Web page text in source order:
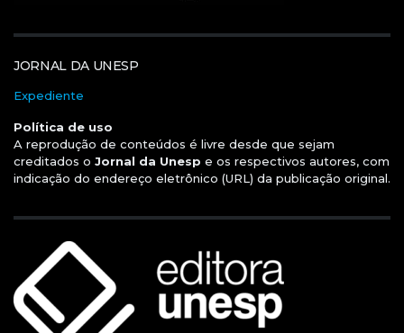
JORNAL DA UNESP
Expediente
Política de uso
A reprodução de conteúdos é livre desde que sejam
creditados o Jornal da Unesp e os respectivos autores, com
indicação do endereço eletrônico (URL) da publicação original.